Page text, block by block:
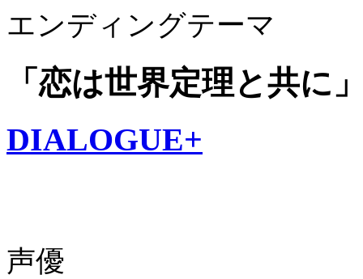
エンディングテーマ
「恋は世界定理と共に
DIALOGUE+
声優